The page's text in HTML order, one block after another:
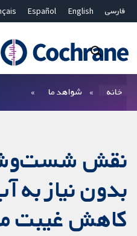
فارسی English
Español
Bahasa Malaysia
ไทย
繁體中文
خانه شواهد ما
نقش
بدون نیاز
کاهش غیبت